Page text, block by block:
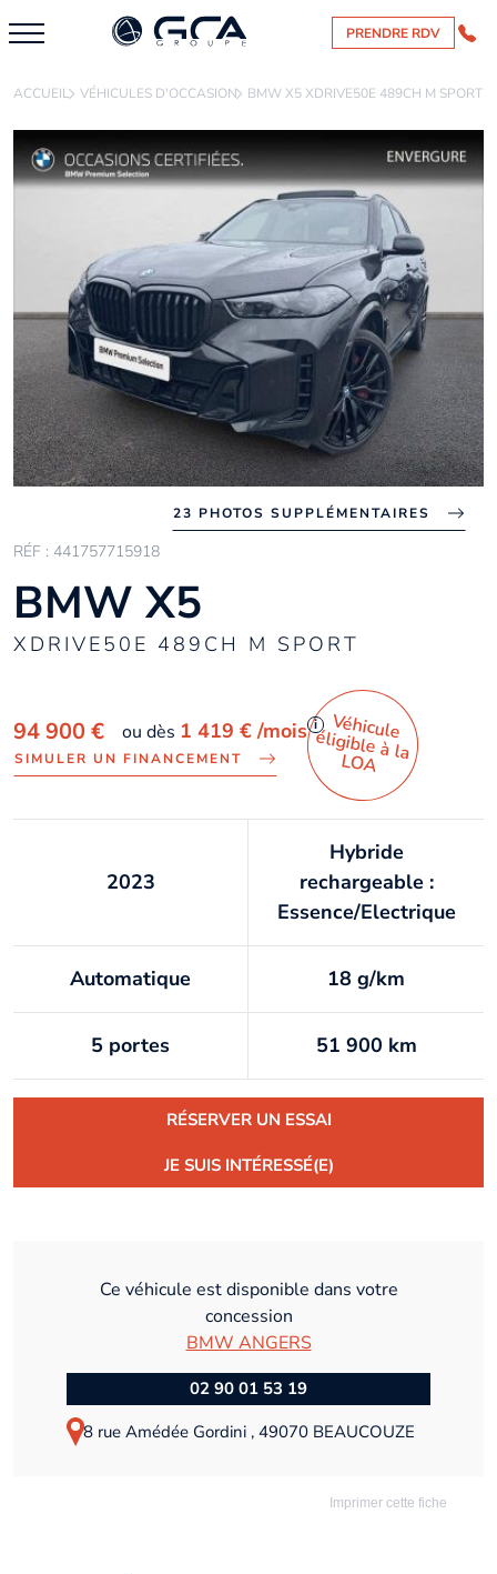
PRENDRE RDV
ACCUEIL VÉHICULES D'OCCASION BMW X5 XDRIVE50E 489CH M SPORT
23 PHOTOS SUPPLÉMENTAIRES
RÉF : 441757715918
BMW X5
XDRIVE50E 489CH M SPORT
94 900 € ou dès 1 419 €/mois i
SIMULER UN FINANCEMENT
Véhicule
éligible à la
LO
A
2023
Hybride
rechargeable :
Essence/Electrique
Automatique 18 g/km
5 portes 51 900 km
RÉSERVER UN ESSAI
JE SUIS INTÉRESSÉ(E)
Ce véhicule est disponible dans votre
concession
BMW ANGERS
02 90 01 53 19
8 rue Amédée Gordini , 49070 BEAUCOUZE
Imprimer cette fiche